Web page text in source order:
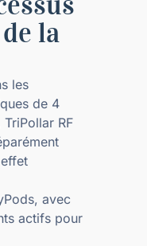
la
les
de 4
RF
avec
actifs pour